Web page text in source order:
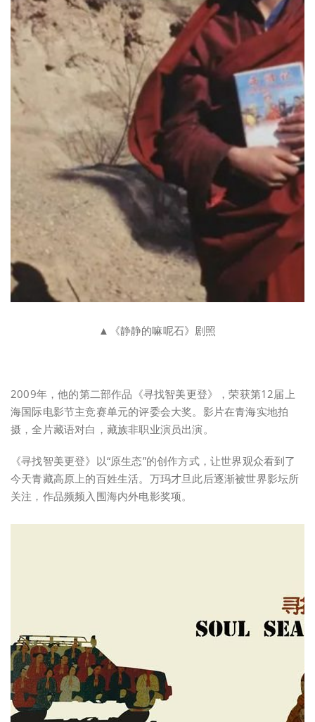
▲《静静的嘛呢石》剧照
2009年，他的第二部作品《寻找智美更登》，荣获第12届上
海国际电影节主竞赛单元的评委会大奖。影片在青海实地拍
摄，全片藏语对白，藏族非职业演员出演。
《寻找智美更登》以“原生态”的创作方式，让世界观众看到了
今天青藏高原上的百姓生活。万玛才旦此后逐渐被世界影坛所
关注，作品频频入围海内外电影奖项。